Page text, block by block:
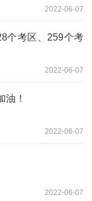
2022-06-07
个考区、259个考
2022-06-07
油！
2022-06-07
2022-06-07